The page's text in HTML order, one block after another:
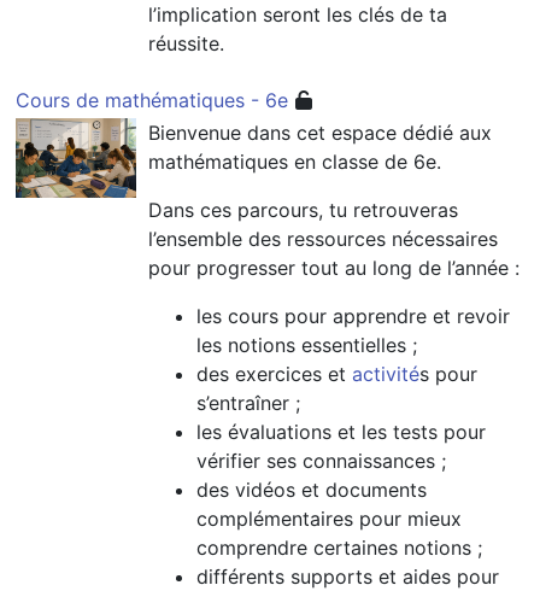
l’implication seront les clés de ta
réussite.
Cours de mathématiques - 6e
Bienvenue dans cet espace dédié aux
mathématiques en classe de 6e.
Dans ces parcours, tu retrouveras
l’ensemble des ressources nécessaires
pour progresser tout au long de l’année :
les cours pour apprendre et revoir
les notions essentielles ;
des exercices et activités pour
s’entraîner ;
les évaluations et les tests pour
vérifier ses connaissances ;
des vidéos et documents
complémentaires pour mieux
comprendre certaines notions ;
différents supports et aides pour